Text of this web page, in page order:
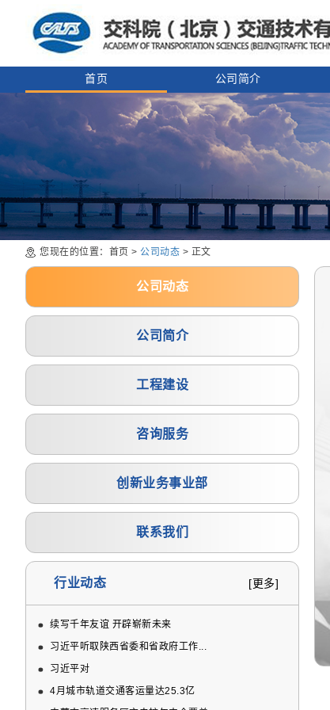
首页 公司简介
您现在的位置：首页 > 公司动态 > 正文
公司动态
公司简介
工程建设
咨询服务
创新业务事业部
联系我们
行业动态 [更多]
续写千年友谊 开辟崭新未来
习近平听取陕西省委和省政府工作...
习近平对
4月城市轨道交通客运量达25.3亿